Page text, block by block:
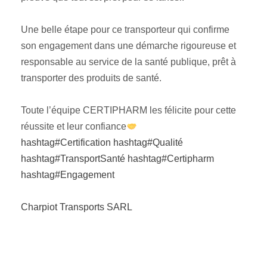
Une belle étape pour ce transporteur qui confirme
son engagement dans une démarche rigoureuse et
responsable au service de la santé publique, prêt à
transporter des produits de santé.
Toute l’équipe CERTIPHARM les félicite pour cette
réussite et leur confiance
hashtag#Certification hashtag#Qualité
hashtag#TransportSanté hashtag#Certipharm
hashtag#Engagement
Charpiot Transports SARL